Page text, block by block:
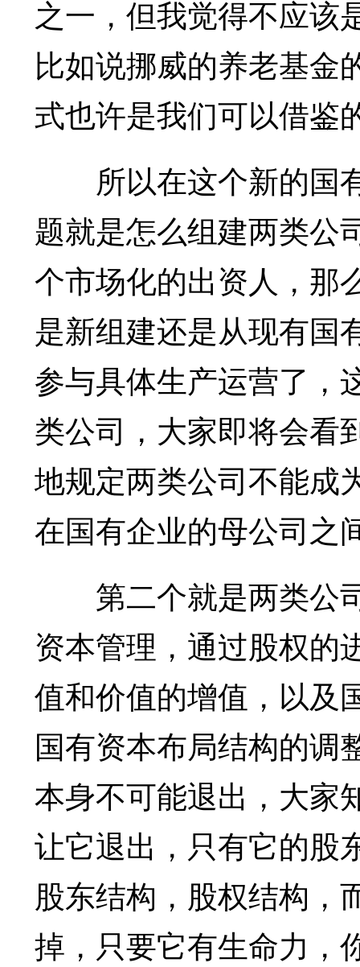
之一，但我觉得不应该
比如说挪威的养老基金
式也许是我们可以借鉴
所以在这个新的国
题就是怎么组建两类公
个市场化的出资人，那
是新组建还是从现有国
参与具体生产运营了，
类公司，大家即将会看
地规定两类公司不能成
在国有企业的母公司之
第二个就是两类公
资本管理，通过股权的
值和价值的增值，以及
国有资本布局结构的调
本身不可能退出，大家
让它退出，只有它的股
股东结构，股权结构，
掉，只要它有生命力，